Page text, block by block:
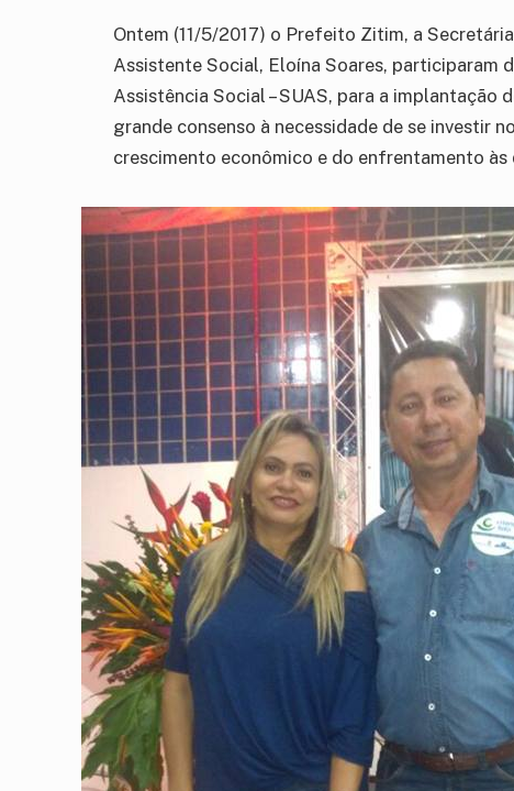
Ontem (11/5/2017) o Prefeito Zitim, a
Assistente Social, Eloína Soares, participaram
Assistência Social – SUAS, para a implantação
grande consenso à necessidade de se investir
crescimento econômico e do enfrentamento às